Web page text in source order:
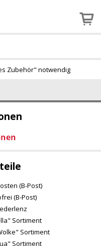
(B-Post)
(B-Post)
Sortiment
Sortiment
Sortiment
Zubehör" notwendig